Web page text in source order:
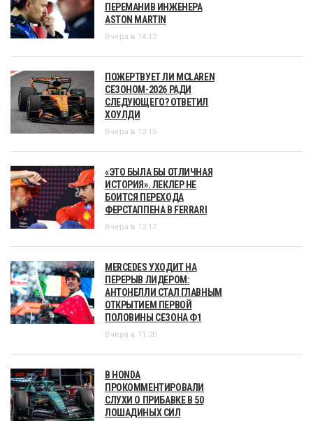
ПЕРЕМАНИВ ИНЖЕНЕРА
ASTON MARTIN
Вчера в 14:12
ПОЖЕРТВУЕТ ЛИ MCLAREN
СЕЗОНОМ-2026 РАДИ
СЛЕДУЮЩЕГО? ОТВЕТИЛ
ХОУЛДИ
Вчера в 13:15
«ЭТО БЫЛА БЫ ОТЛИЧНАЯ
ИСТОРИЯ». ЛЕКЛЕР НЕ
БОИТСЯ ПЕРЕХОДА
ФЕРСТАППЕНА В FERRARI
Вчера в 12:17
MERCEDES УХОДИТ НА
ПЕРЕРЫВ ЛИДЕРОМ:
АНТОНЕЛЛИ СТАЛ ГЛАВНЫМ
ОТКРЫТИЕМ ПЕРВОЙ
ПОЛОВИНЫ СЕЗОНА Ф1
Вчера в 11:20
В HONDA
ПРОКОММЕНТИРОВАЛИ
СЛУХИ О ПРИБАВКЕ В 50
ЛОШАДИНЫХ СИЛ